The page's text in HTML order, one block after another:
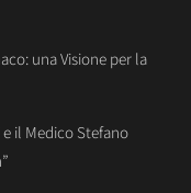
una Visione per la
il Medico Stefano